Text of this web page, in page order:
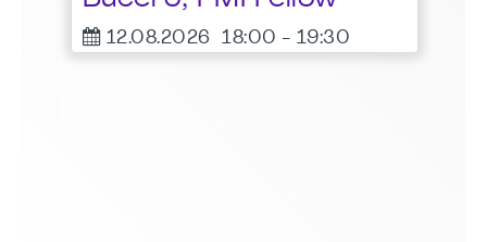
12.08.2026 18:00 - 19:30